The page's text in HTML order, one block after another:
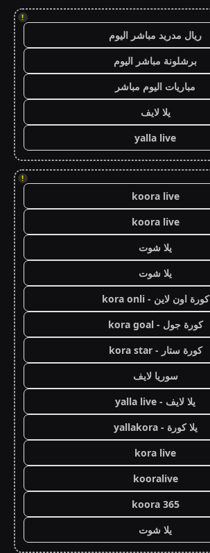
!
ريال مدريد مباشر اليوم
برشلونة مباشر اليوم
مباريات اليوم مباشر
يلا لايف
yalla live
!
koora live
koora live
يلا شوت
يلا شوت
كورة اون لاين - kora onli
كورة جول - kora goal
كورة ستار - kora star
سوريا لايف
يلا لايف - yalla live
يلا كورة - yallakora
kora live
kooralive
koora 365
يلا شوت